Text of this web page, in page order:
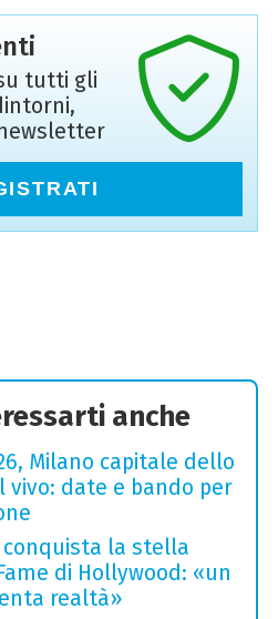
tutti gli
anche
Milano capitale dello
vivo: date e bando per
conquista la stella
di Hollywood: «un
realtà»